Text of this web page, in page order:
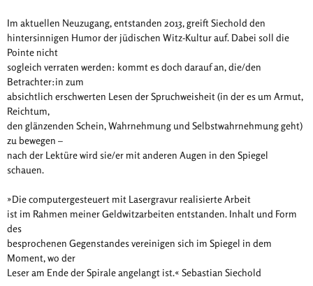
Im aktuellen Neuzugang, entstanden 2013, greift Siechold den
hintersinnigen Humor der jüdischen Witz-Kultur auf. Dabei soll die
Pointe nicht
sogleich verraten werden: kommt es doch darauf an, die/den
Betrachter:in zum
absichtlich erschwerten Lesen der Spruchweisheit (in der es um Armut,
Reichtum,
den glänzenden Schein, Wahrnehmung und Selbstwahrnehmung geht)
zu bewegen –
nach der Lektüre wird sie/er mit anderen Augen in den Spiegel
schauen.
»Die computergesteuert mit Lasergravur realisierte Arbeit
ist im Rahmen meiner Geldwitzarbeiten entstanden. Inhalt und Form
des
besprochenen Gegenstandes vereinigen sich im Spiegel in dem
Moment, wo der
Leser am Ende der Spirale angelangt ist.« Sebastian Siechold